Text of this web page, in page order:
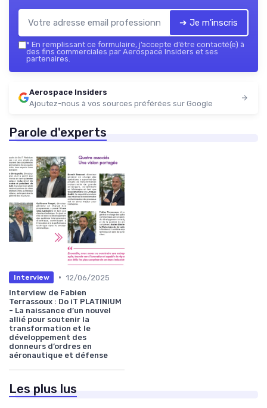
➔ Je m'inscris
* En remplissant ce formulaire, j’accepte d’être contacté(e) à
des fins commerciales par Aerospace Insiders et ses
partenaires.
Aerospace Insiders
Ajoutez-nous à vos sources préférées sur Google
Parole d'experts
Interview • 12/06/2025
Interview de Fabien
Terrassoux : Do iT PLATINIUM
- La naissance d’un nouvel
allié pour soutenir la
transformation et le
développement des
donneurs d’ordres en
aéronautique et défense
Les plus lus